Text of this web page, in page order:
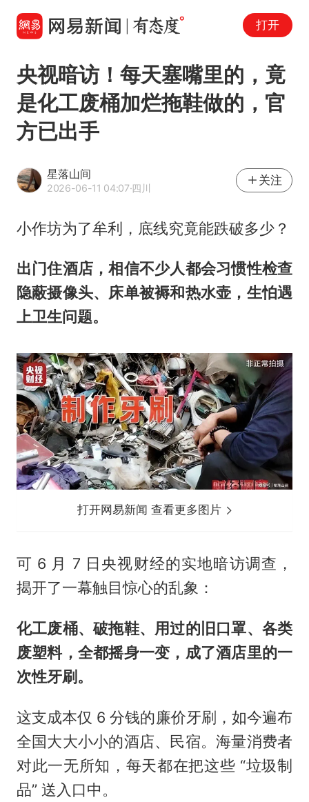
打开
央视暗访！每天塞嘴里的，竟
是化工废桶加烂拖鞋做的，官
方已出手
星落山间
2026-06-11 04:07·四川
关注
小作坊为了牟利，底线究竟能跌破多少？
出门住酒店，相信不少人都会习惯性检查
隐蔽摄像头、床单被褥和热水壶，生怕遇
上卫生问题。
打开网易新闻 查看更多图片
可 6 月 7 日央视财经的实地暗访调查，
揭开了一幕触目惊心的乱象：
化工废桶、破拖鞋、用过的旧口罩、各类
废塑料，全都摇身一变，成了酒店里的一
次性牙刷。
这支成本仅 6 分钱的廉价牙刷，如今遍布
全国大大小小的酒店、民宿。海量消费者
对此一无所知，每天都在把这些 “垃圾制
品” 送入口中。